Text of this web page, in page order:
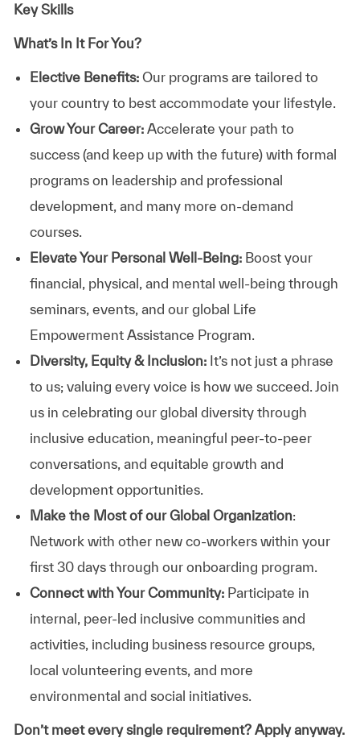
Key Skills
What’s In It For You?
Elective Benefits:Our programs are tailored to
your country to best accommodate your lifestyle.
Grow Your Career: Accelerate your path to
success (and keep up with the future) with formal
programs on leadership and professional
development, and many more on-demand
courses.
Elevate Your Personal Well-Being:Boost your
financial, physical, and mental well-being through
seminars, events, and our global Life
Empowerment Assistance Program.
Diversity, Equity & Inclusion: It’s not just a phrase
to us; valuing every voice is how we succeed. Join
us in celebrating our global diversity through
inclusive education, meaningful peer-to-peer
conversations, and equitable growth and
development opportunities.
Make the Most of our Global Organization:
Network with other new co-workers within your
first 30 days through our onboarding program.
Connect with Your Community:Participate in
internal, peer-led inclusive communities and
activities, including business resource groups,
local volunteering events, and more
environmental and social initiatives.
Don’t meet every single requirement? Apply anyway.